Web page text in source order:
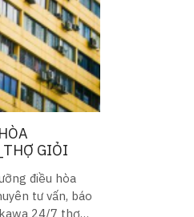
GIỎI
điều hòa
tư vấn, báo
24/7 thợ